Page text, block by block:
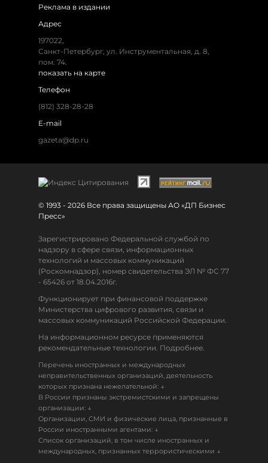
Реклама в издании
Адрес
197022,
Санкт-Петербург, ул. Инструментальная, д. 8,
пом. 74.
показать на карте
Телефон
(812) 328-28-28
E-mail
gazeta@dp.ru
© 1993 - 2026 Все права защищены АО «ДП Бизнес
Пресс»
Зарегистрировано Федеральной службой по
надзору в сфере связи, информационных
технологий и массовых коммуникаций
(Роскомнадзор), номер свидетельства ЭЛ № ФС 77
- 65426 от 18.04.2016г.
Функционирует при финансовой поддержке
Министерства цифрового развития, связи и
массовых коммуникаций Российской Федерации.
На информационном ресурсе применяются
рекомендательные технологии. Подробнее.
Перечень иностранных и международных
неправительственных организаций, деятельность
которых признана нежелательной: ↓
В России признаны экстремистскими и запрещены
организации: ↓
Организации, СМИ и физические лица, признанные в
России иностранными агентами: ↓
Список организаций, в том числе иностранных и
международных, признанных террористическими ↓